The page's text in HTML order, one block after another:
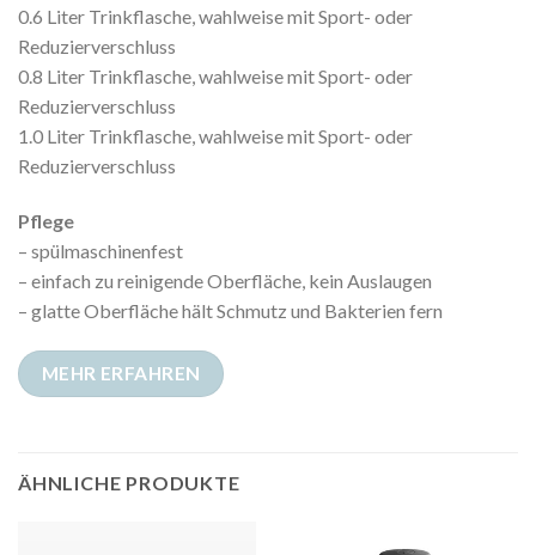
0.6 Liter Trinkflasche, wahlweise mit Sport- oder
Reduzierverschluss
0.8 Liter Trinkflasche, wahlweise mit Sport- oder
Reduzierverschluss
1.0 Liter Trinkflasche, wahlweise mit Sport- oder
Reduzierverschluss
Pflege
– spülmaschinenfest
– einfach zu reinigende Oberfläche, kein Auslaugen
– glatte Oberfläche hält Schmutz und Bakterien fern
MEHR ERFAHREN
ÄHNLICHE PRODUKTE